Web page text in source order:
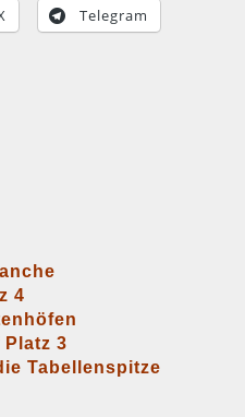
Telegram
4
3
Tabellenspitze